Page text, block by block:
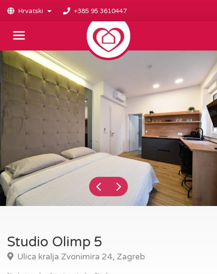
Hrvatski +385 95 3610447
Studio Olimp 5
Ulica kralja Zvonimira 24, Zagreb